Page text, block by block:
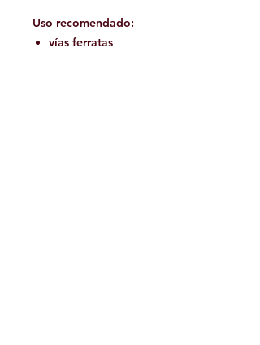
Uso recomendado:
vías ferratas